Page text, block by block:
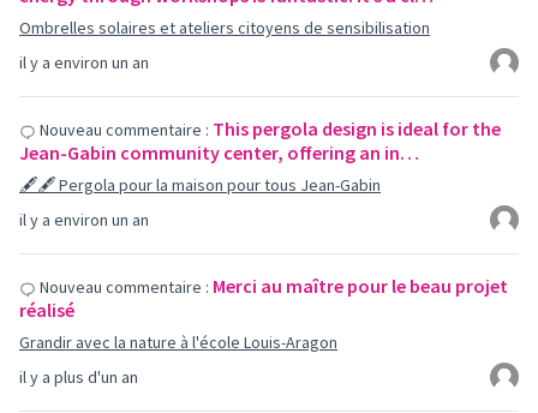
il y a environ un an
Ombrelles solaires et ateliers citoyens de sensibilisation
il y a environ un an
Nouveau commentaire : This pergola design is ideal for the
Jean-Gabin community center, offering an in…
🖋🖋 Pergola pour la maison pour tous Jean-Gabin
il y a plus d'un an
Nouveau commentaire : Merci au maître pour le beau projet
réalisé
Grandir avec la nature à l'école Louis-Aragon